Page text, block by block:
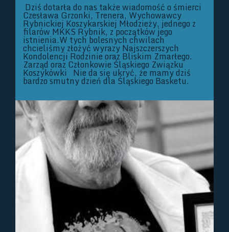
Dziś dotarła do nas także wiadomość o śmierci
Czesława Grzonki, Trenera, Wychowawcy
Rybnickiej Koszykarskiej Młodzieży, jednego z
filarów MKKS Rybnik, z początków jego
istnienia.W tych bolesnych chwilach
chcieliśmy złożyć wyrazy Najszczerszych
Kondolencji Rodzinie oraz Bliskim Zmarłego.
Zarząd oraz Członkowie Śląskiego Związku
Koszykówki Nie da się ukryć, że mamy dziś
bardzo smutny dzień dla Śląskiego Basketu.